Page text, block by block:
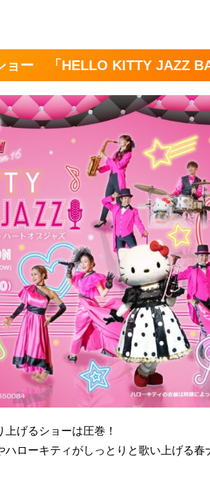
ョー 「HELLO KITTY JAZZ
げるショーは圧巻！
ローキティがしっとりと歌い上げる春